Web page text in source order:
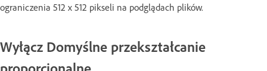
ograniczenia 512 x 512 pikseli na podglądach plików.
Wyłącz Domyślne przekształcanie